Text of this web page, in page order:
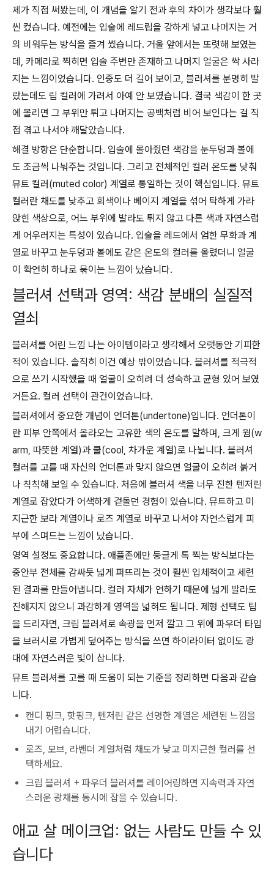
제가 직접 써봤는데, 이 개념을 알기 전과 후의 차이가 생각보다 훨
씬 컸습니다. 예전에는 입술에 레드립을 강하게 넣고 나머지는 거
의 비워두는 방식을 즐겨 썼습니다. 거울 앞에서는 또렷해 보였는
데, 카메라로 찍히면 입술 주변만 존재하고 나머지 얼굴은 싹 사라
지는 느낌이었습니다. 인중도 더 길어 보이고, 블러셔를 분명히 발
랐는데도 립 컬러에 가려서 아예 안 보였습니다. 결국 색감이 한 곳
에 몰리면 그 부위만 튀고 나머지는 공백처럼 비어 보인다는 걸 직
접 겪고 나서야 깨달았습니다.
해결 방향은 단순합니다. 입술에 몰아줬던 색감을 눈두덩과 볼에
도 조금씩 나눠주는 것입니다. 그리고 전체적인 컬러 온도를 낮춰
뮤트 컬러(muted color) 계열로 통일하는 것이 핵심입니다. 뮤트
컬러란 채도를 낮추고 회색이나 베이지 계열을 섞어 탁하게 가라
앉힌 색상으로, 어느 부위에 발라도 튀지 않고 다른 색과 자연스럽
게 어우러지는 특성이 있습니다. 입술을 레드에서 엄한 무화과 계
열로 바꾸고 눈두덩과 볼에도 같은 온도의 컬러를 올렸더니 얼굴
이 확연히 하나로 묶이는 느낌이 났습니다.
블러셔 선택과 영역: 색감 분배의 실질적
열쇠
블러셔를 어린 느낌 나는 아이템이라고 생각해서 오랫동안 기피한
적이 있습니다. 솔직히 이건 예상 밖이었습니다. 블러셔를 적극적
으로 쓰기 시작했을 때 얼굴이 오히려 더 성숙하고 균형 있어 보였
거든요. 컬러 선택이 관건이었습니다.
블러셔에서 중요한 개념이 언더톤(undertone)입니다. 언더톤이
란 피부 안쪽에서 올라오는 고유한 색의 온도를 말하며, 크게 웜(w
arm, 따뜻한 계열)과 쿨(cool, 차가운 계열)로 나뉩니다. 블러셔
컬러를 고를 때 자신의 언더톤과 맞지 않으면 얼굴이 오히려 붉거
나 칙칙해 보일 수 있습니다. 처음에 블러셔 색을 너무 진한 텐저린
계열로 잡았다가 어색하게 겉돌던 경험이 있습니다. 뮤트하고 미
지근한 보라 계열이나 로즈 계열로 바꾸고 나서야 자연스럽게 피
부에 스며드는 느낌이 났습니다.
영역 설정도 중요합니다. 애플존에만 둥글게 톡 찍는 방식보다는
중안부 전체를 감싸듯 넓게 퍼뜨리는 것이 훨씬 입체적이고 세련
된 결과를 만들어냅니다. 컬러 자체가 연하기 때문에 넓게 발라도
진해지지 않으니 과감하게 영역을 넓혀도 됩니다. 제형 선택도 팁
을 드리자면, 크림 블러셔로 속광을 먼저 깔고 그 위에 파우더 타입
을 브러시로 가볍게 덮어주는 방식을 쓰면 하이라이터 없이도 광
대에 자연스러운 빛이 삽니다.
뮤트 블러셔를 고를 때 도움이 되는 기준을 정리하면 다음과 같습
니다.
캔디 핑크, 핫핑크, 텐저린 같은 선명한 계열은 세련된 느낌을
내기 어렵습니다.
로즈, 모브, 라벤더 계열처럼 채도가 낮고 미지근한 컬러를 선
택하세요.
크림 블러셔 + 파우더 블러셔를 레이어링하면 지속력과 자연
스러운 광채를 동시에 잡을 수 있습니다.
애교 살 메이크업: 없는 사람도 만들 수 있
습니다